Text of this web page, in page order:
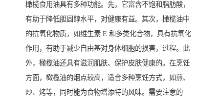
橄榄食用油具有多种功能。先，它富含不饱和脂肪酸，
有助于降低胆固醇水平，对健康有益。其次，橄榄油中
的抗氧化物质，如维生素 E 和多类化合物，具有抗氧化
作用，有助于减少自由基对身体细胞的损害，过程。此
外，橄榄油还具有滋润肌肤、保护皮肤健康的。在烹饪
方面，橄榄油的烟点较高，适合多种烹饪方式，如煎、
炒、烤等，同时能为食物增添特的风味。需要注意的